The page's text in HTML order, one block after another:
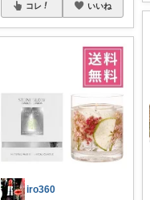
コレ いいね
iro360